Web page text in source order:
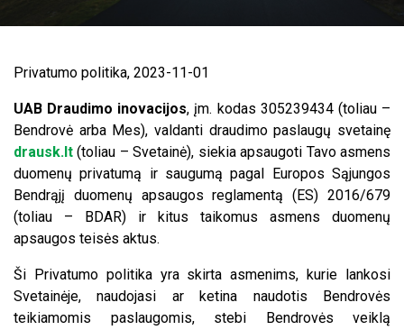
Privatumo politika, 2023-11-01
UAB Draudimo inovacijos, įm. kodas 305239434 (toliau –
Bendrovė arba Mes), valdanti draudimo paslaugų svetainę
drausk.lt (toliau – Svetainė), siekia apsaugoti Tavo asmens
duomenų privatumą ir saugumą pagal Europos Sąjungos
Bendrąjį duomenų apsaugos reglamentą (ES) 2016/679
(toliau – BDAR) ir kitus taikomus asmens duomenų
apsaugos teisės aktus.
Ši Privatumo politika yra skirta asmenims, kurie lankosi
Svetainėje, naudojasi ar ketina naudotis Bendrovės
teikiamomis paslaugomis, stebi Bendrovės veiklą